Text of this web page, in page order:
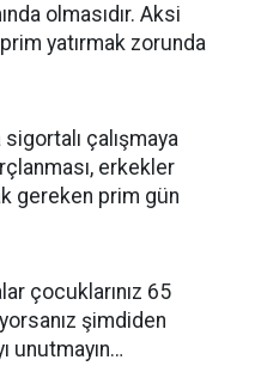
olmasıdır. Aksi
yatırmak zorunda
çalışmaya
erkekler
gereken prim gün
çocuklarınız 65
şimdiden
unutmayın…